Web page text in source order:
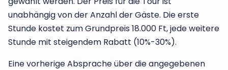
unabhängig von der Anzahl der Gäste. Die erste
Stunde kostet zum Grundpreis 18.000 Ft, jede weitere
Stunde mit steigendem Rabatt (10%-30%).
Eine vorherige Absprache über die angegebenen